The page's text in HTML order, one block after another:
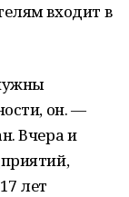
входит в
он. —
Вчера и
лет